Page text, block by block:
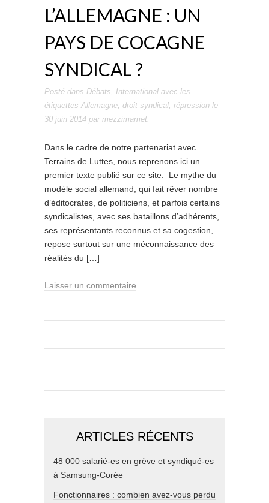
L’ALLEMAGNE : UN
PAYS DE COCAGNE
SYNDICAL ?
Posté dans Débats, International avec les
étiquettes Allemagne, droit syndical, répression le
30 juin 2014 par mezzimamet.
Dans le cadre de notre partenariat avec
Terrains de Luttes, nous reprenons ici un
premier texte publié sur ce site. Le mythe du
modèle social allemand, qui fait rêver nombre
d’éditocrates, de politiciens, et parfois certains
syndicalistes, avec ses bataillons d’adhérents,
ses représentants reconnus et sa cogestion,
repose surtout sur une méconnaissance des
réalités du […]
Laisser un commentaire
ARTICLES RÉCENTS
48 000 salarié-es en grève et syndiqué-es
à Samsung-Corée
Fonctionnaires : combien avez-vous perdu